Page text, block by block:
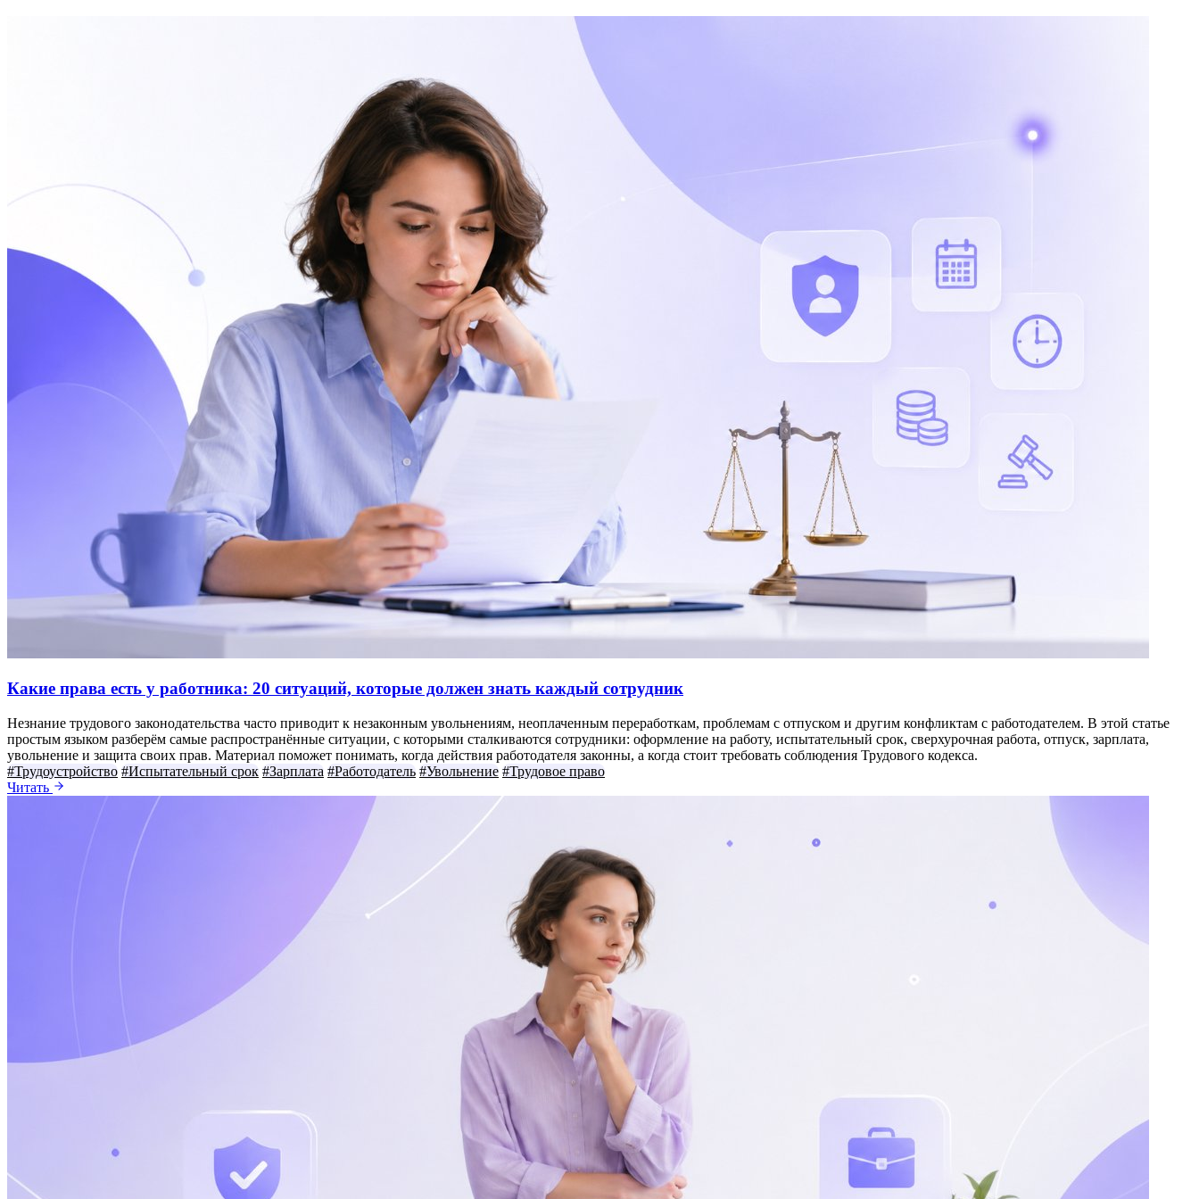
Какие права есть у работника: 20 ситуаций, которые должен знать каждый сотрудник
Незнание трудового законодательства часто приводит к незаконным увольнениям, неоплаченным переработкам, проблемам с отпуском и другим конфликтам с работодателем. В этой статье
простым языком разберём самые распространённые ситуации, с которыми сталкиваются сотрудники: оформление на работу, испытательный срок, сверхурочная работа, отпуск, зарплата,
увольнение и защита своих прав. Материал поможет понимать, когда действия работодателя законны, а когда стоит требовать соблюдения Трудового кодекса.
#Трудоустройство #Испытательный срок #Зарплата #Работодатель #Увольнение #Трудовое право
Читать